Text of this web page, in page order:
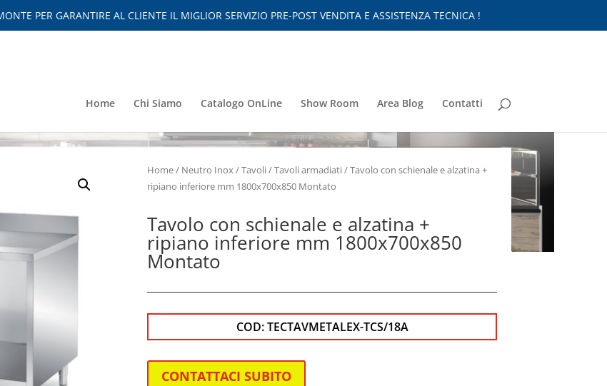
PER GARANTIRE AL CLIENTE IL MIGLIOR SERVIZIO PRE-POST VENDITA E ASSISTENZA TECNICA !
Home Chi Siamo Catalogo OnLine Show Room Area Blog Contatti
Home/ Neutro Inox/Tavoli/Tavoli armadiati/ Tavolo con schienale e alzatina +
ripiano inferiore mm 1800x700x850 Montato
Tavolo con schienale e alzatina +
ripiano inferiore mm 1800x700x850
Montato
COD:TECTAVMETALEX-TCS/18A
CONTATTACI SUBITO